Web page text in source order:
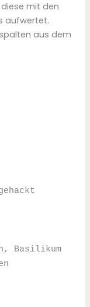
mit den
aufwertet.
aus dem
Basilikum